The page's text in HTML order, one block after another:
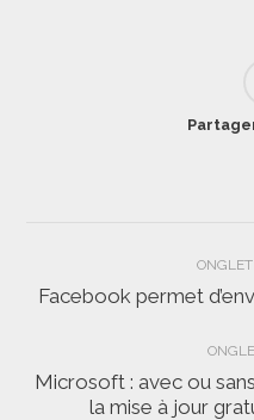
Navigation
de
Facebook permet
Microsoft : avec ou
la mise à jour